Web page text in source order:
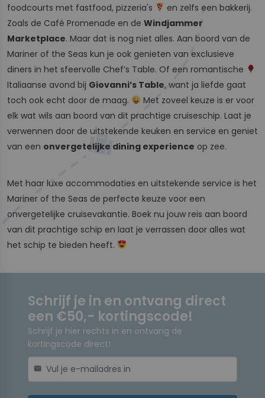
foodcourts met fastfood, pizzeria's
en zelfs een bakkerij.
Zoals de Café Promenade en de Windjammer
Marketplace. Maar dat is nog niet alles. Aan boord van de
Mariner of the Seas kun je ook genieten van exclusieve
diners in het sfeervolle Chef’s Table. Of een romantische
Italiaanse avond bij Giovanni’s Table, want ja liefde gaat
toch ook echt door de maag.
Met zoveel keuze is er voor
elk wat wils aan boord van dit prachtige cruiseschip. Laat je
verwennen door de uitstekende keuken en service en geniet
van een onvergetelijke dining experience op zee.
Met haar luxe accommodaties en uitstekende service is het
Mariner of the Seas de perfecte keuze voor een
onvergetelijke cruisevakantie. Boek nu jouw reis aan boord
van dit prachtige schip en laat je verrassen door alles wat
het schip te bieden heeft.
Schrijf je in en ontvang direct
een €50,- kortingscode!
Schrijf je hier rechts in en ontvang de
kortingscode direct!
mail